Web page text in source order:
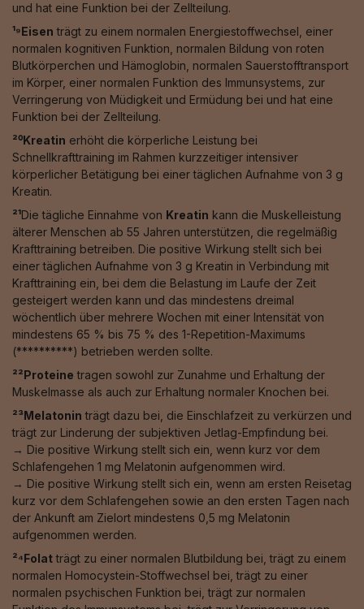
und hat eine Funktion bei der Zellteilung.
¹⁹Eisen trägt zu einem normalen Energiestoffwechsel, einer
normalen kognitiven Funktion, normalen Bildung von roten
Blutkörperchen und Hämoglobin, normalen Sauerstofftransport
im Körper, einer normalen Funktion des Immunsystems, zur
Verringerung von Müdigkeit und Ermüdung bei und hat eine
Funktion bei der Zellteilung.
²⁰Kreatin erhöht die körperliche Leistung bei
Schnellkrafttraining im Rahmen kurzzeitiger intensiver
körperlicher Betätigung bei einer täglichen Aufnahme von 3 g
Kreatin.
²¹Die tägliche Einnahme von Kreatin kann die Muskelleistung
älterer Menschen ab 55 Jahren unterstützen, die regelmäßig
Krafttraining betreiben. Die positive Wirkung stellt sich bei
einer täglichen Aufnahme von 3 g Kreatin in Verbindung mit
Krafttraining ein, bei dem die Belastung im Laufe der Zeit
gesteigert werden kann und das mindestens dreimal
wöchentlich über mehrere Wochen mit einer Intensität von
mindestens 65 % bis 75 % des 1-Repetition-Maximums
(**********) betrieben werden sollte.
²²Proteine tragen sowohl zur Zunahme und Erhaltung der
Muskelmasse als auch zur Erhaltung normaler Knochen bei.
²³Melatonin trägt dazu bei, die Einschlafzeit zu verkürzen und
trägt zur Linderung der subjektiven Jetlag-Empfindung bei.
→ Die positive Wirkung stellt sich ein, wenn kurz vor dem
Schlafengehen 1 mg Melatonin aufgenommen wird.
→ Die positive Wirkung stellt sich ein, wenn am ersten Reisetag
kurz vor dem Schlafengehen sowie an den ersten Tagen nach
der Ankunft am Zielort mindestens 0,5 mg Melatonin
aufgenommen werden.
²⁴Folatträgt zu einer normalen Blutbildung bei, trägt zu einem
normalen Homocystein-Stoffwechsel bei, trägt zu einer
normalen psychischen Funktion bei, trägt zur normalen